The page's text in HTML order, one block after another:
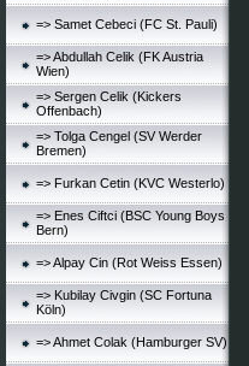
=> Samet Cebeci (FC St. Pauli)
=> Abdullah Celik (FK Austria
Wien)
=> Sergen Celik (Kickers
Offenbach)
=> Tolga Cengel (SV Werder
Bremen)
=> Furkan Cetin (KVC Westerlo)
=> Enes Ciftci (BSC Young Boys
Bern)
=> Alpay Cin (Rot Weiss Essen)
=> Kubilay Civgin (SC Fortuna
Köln)
=> Ahmet Colak (Hamburger SV)